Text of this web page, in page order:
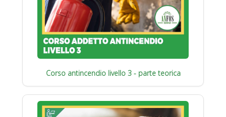
Corso antincendio livello 3 - parte teorica